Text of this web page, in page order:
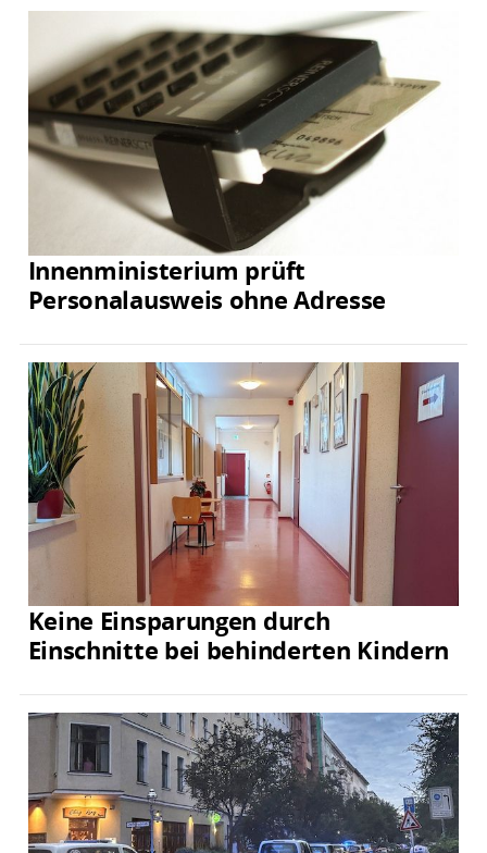
Innenministerium prüft
Personalausweis ohne Adresse
Keine Einsparungen durch
Einschnitte bei behinderten Kindern